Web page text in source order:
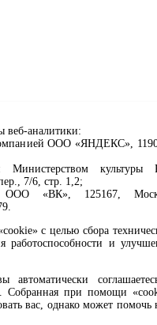
веб-аналитики:
ООО «ЯНДЕКС»,
Министерством культуры
7/6, стр. 1,2;
ООО «ВК», 125167,
с целью сбора
работоспособности и
автоматически
Собранная при помощи
вас, однако может помочь